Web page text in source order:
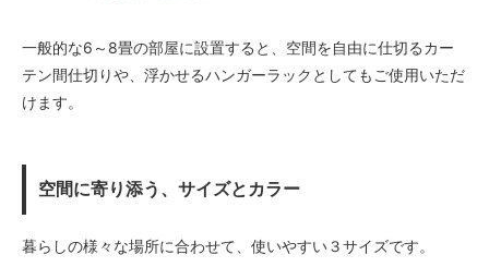
一般的な6～8畳の部屋に設置すると、空間を自由に仕切るカー
テン間仕切りや、浮かせるハンガーラックとしてもご使用いただ
けます。
空間に寄り添う、サイズとカラー
暮らしの様々な場所に合わせて、使いやすい３サイズです。